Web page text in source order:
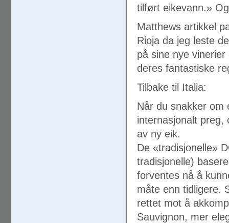
tilført eikevann.»
Matthews artikkel
Rioja da jeg leste
på sine nye
deres fantastiske
Tilbake til Italia:
Når du snakker om
internasjonalt
av ny eik.
De «tradisjonelle»
tradisjonelle)
forventes nå å
måte enn tidligere.
rettet mot å
Sauvignon, mer